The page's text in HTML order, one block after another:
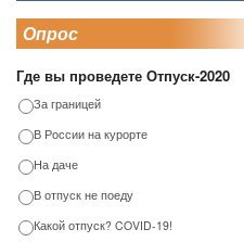
Опрос
Где вы проведете Отпуск-2020
За границей
В России на курорте
На даче
В отпуск не поеду
Какой отпуск? COVID-19!